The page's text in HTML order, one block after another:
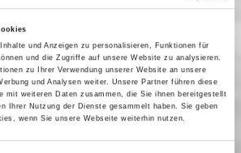
und Anzeigen zu personalisieren, Funktionen für
und die Zugriffe auf unsere Website zu analysieren.
zu Ihrer Verwendung unserer Website an unsere
und Analysen weiter. Unsere Partner führen diese
mit weiteren Daten zusammen, die Sie ihnen bereitgestellt
Ihrer Nutzung der Dienste gesammelt haben. Sie geben
wenn Sie unsere Webseite weiterhin nutzen.
die Jury der Ökofilmtour
Filmpreis, vergeben von
Potsdam, ausgezeichnet .
mit Moorexperte Hans
und Jonathan Etzold